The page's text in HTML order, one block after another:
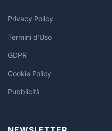
Privacy Policy
Termini d'Uso
GDPR
Cookie Policy
Pubblicità